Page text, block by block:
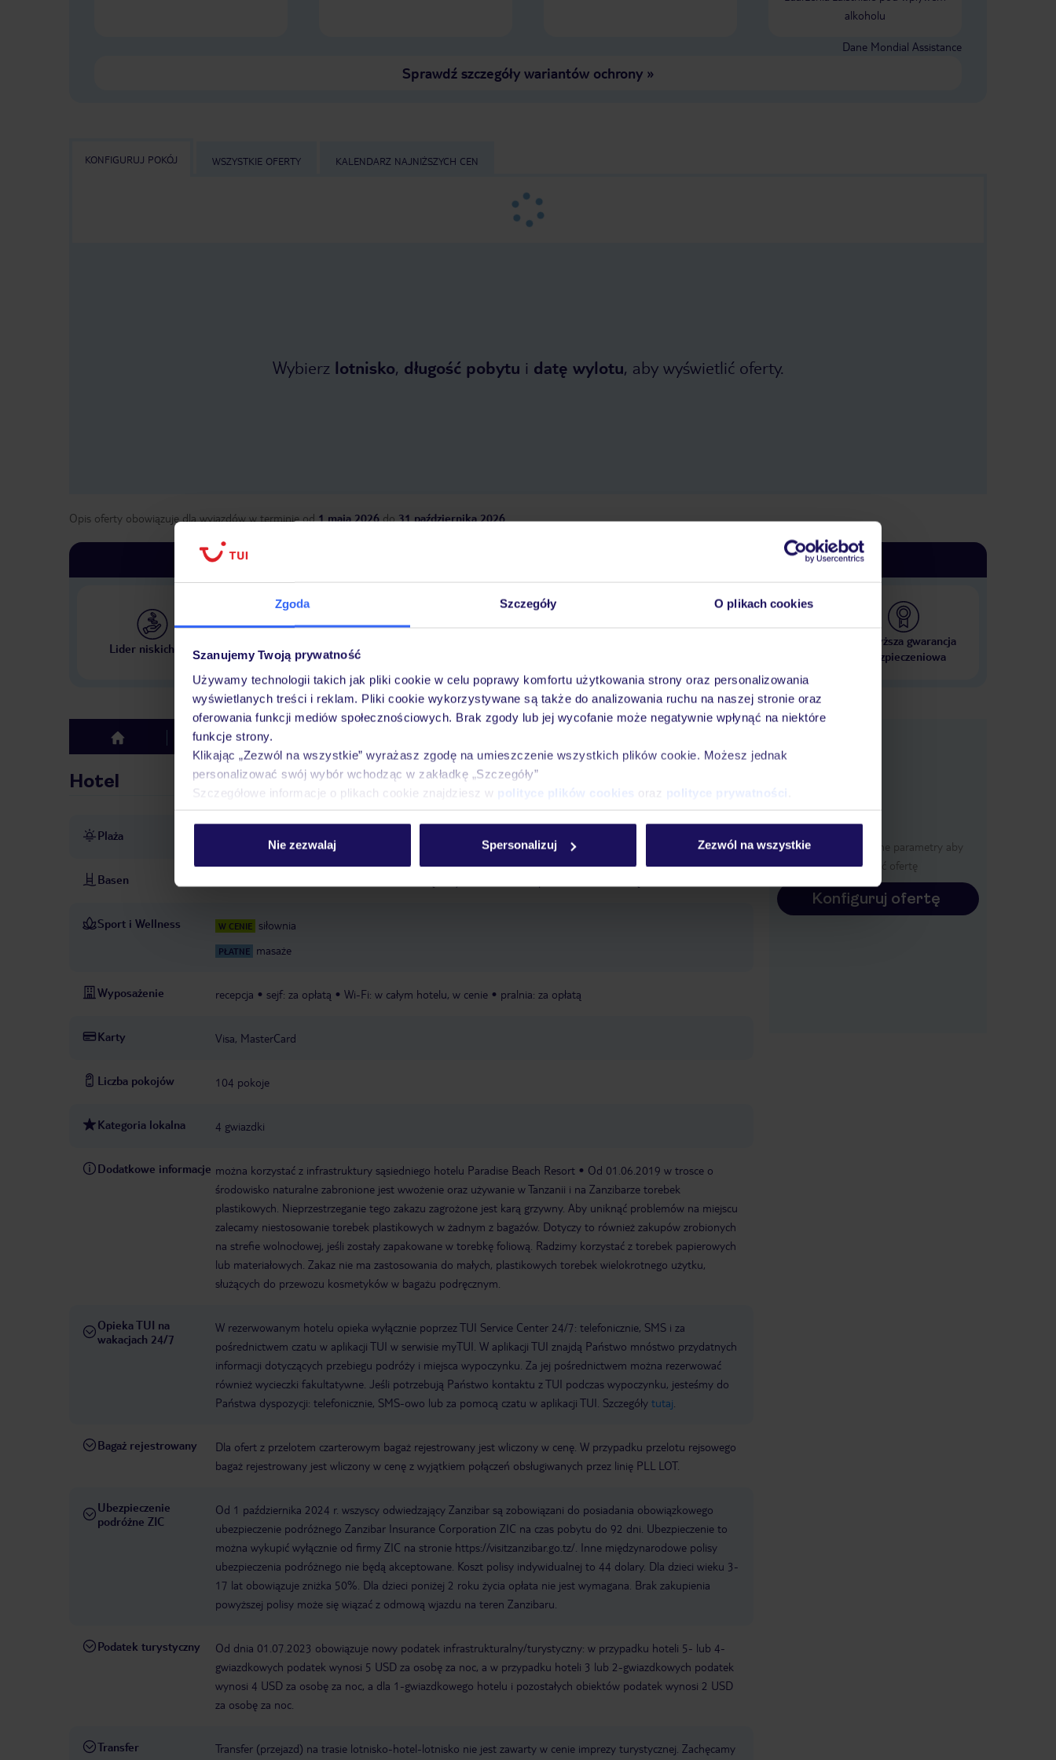
Zgoda Szczegóły O plikach cookies
Szanujemy Twoją prywatność
Używamy technologii takich jak pliki cookie w celu poprawy komfortu użytkowania strony oraz personalizowania
wyświetlanych treści i reklam. Pliki cookie wykorzystywane są także do analizowania ruchu na naszej stronie oraz
oferowania funkcji mediów społecznościowych. Brak zgody lub jej wycofanie może negatywnie wpłynąć na niektóre
funkcje strony.
Klikając „Zezwól na wszystkie” wyrażasz zgodę na umieszczenie wszystkich plików cookie. Możesz jednak
personalizować swój wybór wchodząc w zakładkę „Szczegóły”
Szczegółowe informacje o plikach cookie znajdziesz w polityce plików cookies oraz polityce prywatności
Nie zezwalaj Spersonalizuj Zezwól na wszystkie
alkoholu
Dane Mondial Assistance
Sprawdź szczegóły wariantów ochrony»
KONFIGURUJ POKÓJ WSZYSTKIE OFERTY KALENDARZ NAJNIŻSZYCH CEN
Wybierz lotnisko, długość pobytu i datę wylotu, aby wyświetlić oferty.
Opis oferty obowiązuje dla wyjazdów w terminie od 1 maja 2026do31 października 2026
Lider niskich cen
w Polsce
Najwyższa gwarancja
ubezpieczeniowa
top Hotel
Hotel
Plaża bezpośrednio przy plaży schody prowadzące do plaży
Basen
Sport i Wellness W CENIE siłownia
PŁATNE masaże
Wyposażenie recepcja sejf: za opłatą Wi-Fi: w całym hotelu, w cenie pralnia: za opłatą
Karty Visa, MasterCard
Liczba pokojów 104 pokoje
Kategoria lokalna 4 gwiazdki
Dodatkowe informacje można korzystać z infrastruktury sąsiedniego hotelu Paradise Beach Resort
Od 01.06.2019 w trosce o
środowisko naturalne zabronione jest wwożenie oraz używanie w Tanzanii i na Zanzibarze torebek
plastikowych. Nieprzestrzeganie tego zakazu zagrożone jest karą grzywny. Aby uniknąć problemów na miejscu
zalecamy niestosowanie torebek plastikowych w żadnym z bagażów. Dotyczy to również zakupów zrobionych
na strefie wolnocłowej, jeśli zostały zapakowane w torebkę foliową. Radzimy korzystać z torebek papierowych
lub materiałowych. Zakaz nie ma zastosowania do małych, plastikowych torebek wielokrotnego użytku,
służących do przewozu kosmetyków w bagażu podręcznym.
Opieka TUI na
wakacjach 24/7
W rezerwowanym hotelu opieka wyłącznie poprzez TUI Service Center 24/7: telefonicznie, SMS i za
pośrednictwem czatu w aplikacji TUI w serwisie myTUI. W aplikacji TUI znajdą Państwo mnóstwo przydatnych
informacji dotyczących przebiegu podróży i miejsca wypoczynku. Za jej pośrednictwem można rezerwować
również wycieczki fakultatywne. Jeśli potrzebują Państwo kontaktu z TUI podczas wypoczynku, jesteśmy do
Państwa dyspozycji: telefonicznie, SMS-owo lub za pomocą czatu w aplikacji TUI. Szczegóły tutaj
Bagaż rejestrowany
Dla ofert z przelotem czarterowym bagaż rejestrowany jest wliczony w cenę. W przypadku przelotu rejsowego
bagaż rejestrowany jest wliczony w cenę z wyjątkiem połączeń obsługiwanych przez linię PLL LOT.
Ubezpieczenie
podróżne ZIC
Od 1 października 2024 r. wszyscy odwiedzający Zanzibar są zobowiązani do posiadania obowiązkowego
ubezpieczenie podróżnego Zanzibar Insurance Corporation ZIC na czas pobytu do 92 dni. Ubezpieczenie to
można wykupić wyłącznie od firmy ZIC na stronie https://visitzanzibar.go.tz/. Inne międzynarodowe polisy
ubezpieczenia podróżnego nie będą akceptowane. Koszt polisy indywidualnej to 44 dolary. Dla dzieci wieku 3-
17 lat obowiązuje zniżka 50%. Dla dzieci poniżej 2 roku życia opłata nie jest wymagana. Brak zakupienia
powyższej polisy może się wiązać z odmową wjazdu na teren Zanzibaru.
Podatek turystyczny
Od dnia 01.07.2023 obowiązuje nowy podatek infrastrukturalny/turystyczny: w przypadku hoteli 5- lub 4-
gwiazdkowych podatek wynosi 5 USD za osobę za noc, a w przypadku hoteli 3 lub 2-gwiazdkowych podatek
wynosi 4 USD za osobę za noc, a dla 1-gwiazdkowego hotelu i pozostałych obiektów podatek wynosi 2 USD
za osobę za noc.
Transfer Transfer (przejazd) na trasie lotnisko-hotel-lotnisko nie jest zawarty w cenie imprezy turystycznej. Zachęcamy
Określ poszczególne parametry aby
wyświetlić ofertę
Konfiguruj ofertę